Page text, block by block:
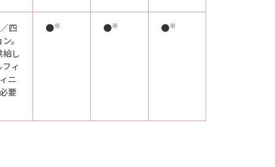
四
。
し
ィ
ニ
要
●※ ●※ ●※